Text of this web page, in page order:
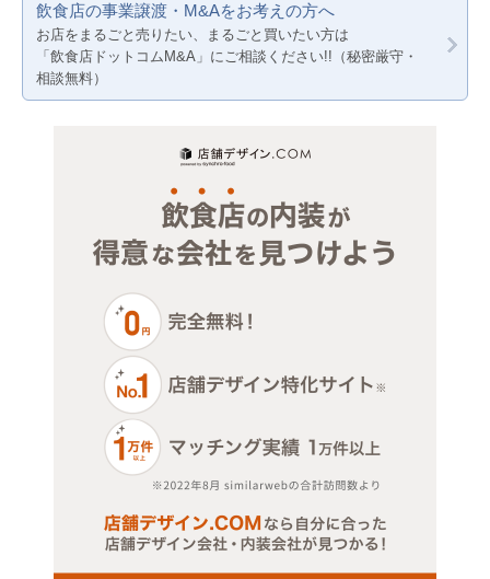
サロン（マッサージ・エステ・ネイルなど）
医療・歯科・クリニック
その他サービス・その他
神奈川
千葉
飲食店の事業譲渡・M&Aをお考えの方へ
お店をまるごと売りたい、まるごと買いたい方は
「飲食店ドットコムM&A」にご相談ください!!（秘密厳守・
相談無料）